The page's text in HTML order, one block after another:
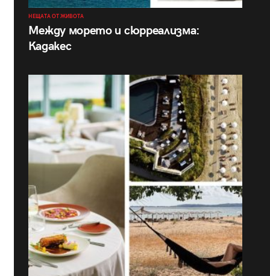
НЕЩАТА ОТ ЖИВОТА
Между морето и сюрреализма:
Кадакес